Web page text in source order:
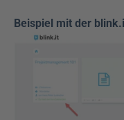
Beispiel mit der